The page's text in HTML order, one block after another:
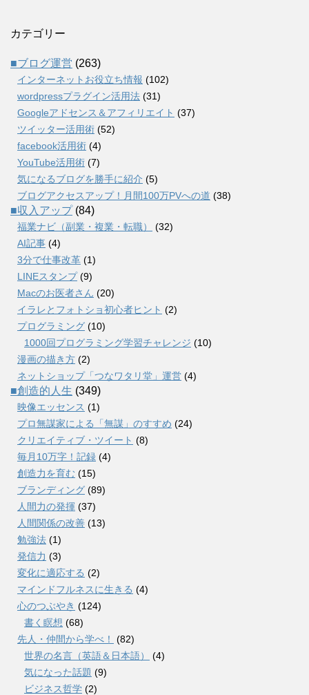
カテゴリー
■ブログ運営 (263)
インターネットお役立ち情報 (102)
wordpressプラグイン活用法 (31)
Googleアドセンス＆アフィリエイト (37)
ツイッター活用術 (52)
facebook活用術 (4)
YouTube活用術 (7)
気になるブログを勝手に紹介 (5)
ブログアクセスアップ！月間100万PVへの道 (38)
■収入アップ(84)
福業ナビ（副業・複業・転職）
(32)
AI記事 (4)
3分で仕事改革 (1)
LINEスタンプ(9)
Macのお医者さん (20)
イラレとフォトショ初心者ヒント (2)
プログラミング (10)
1000回プログラミング学習チャレンジ (10)
漫画の描き方 (2)
ネットショップ「つなワタリ堂」運営 (4)
■創造的人生 (349)
映像エッセンス (1)
プロ無謀家による「無謀」のすすめ (24)
クリエイティブ・ツイート (8)
毎月10万字！記録 (4)
創造力を育む (15)
ブランディング (89)
人間力の発揮 (37)
人間関係の改善 (13)
勉強法 (1)
発信力 (3)
変化に適応する (2)
マインドフルネスに生きる (4)
心のつぶやき (124)
書く瞑想 (68)
先人・仲間から学べ！
(82)
世界の名言（英語＆日本語）
(4)
気になった話題 (9)
ビジネス哲学 (2)